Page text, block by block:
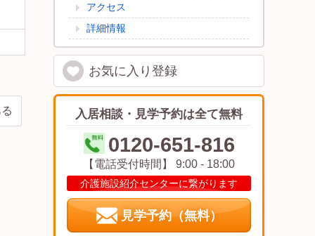
アクセス
詳細情報
お気に入り 登録
入居相談・見学予約は全て無料
0120-651-816
【電話受付時間】 9:00 - 18:00
介護施設紹介センターに繋がります
見学予約（無料）